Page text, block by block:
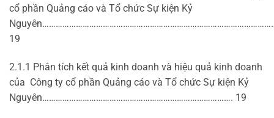
cổ phần Quảng cáo và Tổ chức Sự kiện Kỷ
19
2.1.1 Phân tích kết quả kinh doanh và hiệu quả kinh doanh
của Công ty cổ phần Quảng cáo và Tổ chức Sự kiện Kỷ
Nguyên…………………………………………………………………………. 19